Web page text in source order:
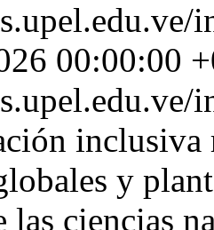
00:00:00
y
las ciencias